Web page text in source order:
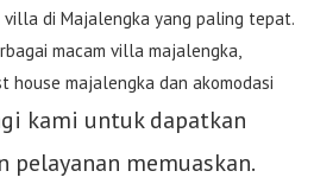
di Majalengka yang paling tepat.
macam villa majalengka,
house majalengka dan akomodasi
kami untuk dapatkan
pelayanan memuaskan.